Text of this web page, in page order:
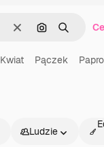
WyczyśćSzukajSzukaj
Kwiat Pączek
Ludzie